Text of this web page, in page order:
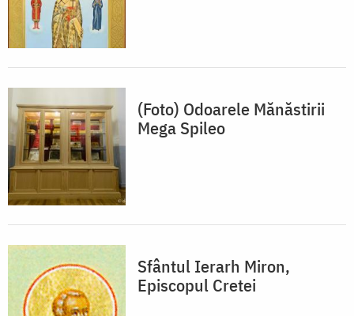
(Foto) Odoarele Mănăstirii
Mega Spileo
Sfântul Ierarh Miron,
Episcopul Cretei